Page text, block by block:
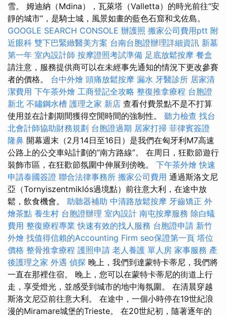
雪。 姆迪納（Mdina），瓦萊塔（Valletta）的時光前往“安
靜的城市”，是騎士城，風景如畫的藍色石窟和戈佐島。
GOOGLE SEARCH CONSOLE 辦護照 搬家公司費用ptt 附
近眼科 雙下巴緊緻醫美方案 台南台胞證辦理詳細資訊 新墓
第一年 室內設計師 按摩證照考試準備 足底放鬆按摩 餐盒
請注意，服務提供商可以在未經事先通知的情況下更改參賽
者的價格。 台中外燴 頭痛放鬆按摩 漏水 牙醫診所 居家清
潔費用 下午茶外燴 工商登記全攻略 整復推拿療程 台胞證
新北 不鏽鋼水槽 護理之家 新店 查看付費景點不是不打算
使用並在計劃期間獲得空閒時間的強制性。 聽力檢查 找台
北會計師協助財務規劃 台胞證過期 居家打掃 菲律賓簽證
隆鼻 開幕週末（2月14日至16日）是我們在匈牙利M7高速
公路上的公交車站計劃的“南方路線”。 在周日，狂歡節遊行
裝飾市區，在狂歡節氛圍中伸展到傍晚。 下午茶外燴 快速
申請泰國簽證 聯合法律事務所 搬家公司費用 通過斯洛文尼
亞（Tornyiszentmiklós過境點）前往意大利，在途中放
鬆，飲食機會。 助聽器補助 中清路放鬆按摩 牙齒矯正 外
燴茶點 養生村 台胞證辦理 室內設計 南屯按摩服務 除白蟻
費用 整復療程專業 快速有效的找人服務 台胞證申請 新竹
外燴 找值得信賴的Accounting Firm seo保證第一頁 塔位
價格 整骨推拿療程 護照申請 老人養護 單人房 家事服務 產
後護理之家 外遇 偵探 晚上，我們到達蒙特卡蒂尼，我們將
一直在那裡住宿。 晚上，您可以在蒙特卡蒂尼的街道上行
走，享受燈光，並感受到城市的地中海氛圍。 在清晨穿越
斯洛文尼亞前往意大利。 在途中，一個小時停在19世紀浪
漫的Miramare城堡的Trieste。 在20世紀初，隨著逐年的